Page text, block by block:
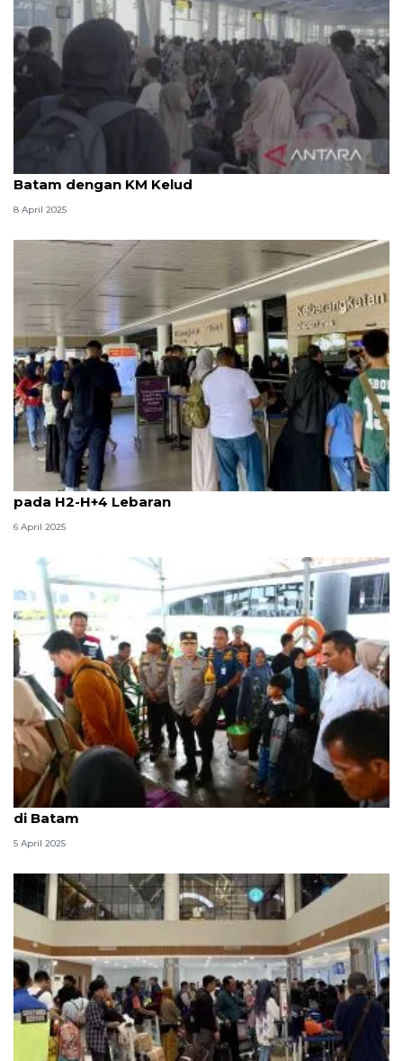
Pemprov Sumut fasilitasi 500 pemudik balik ke
Batam dengan KM Kelud
8 April 2025
Penerbangan internasional di Bandara Batam naik
pada H2-H+4 Lebaran
6 April 2025
Wakapolda Kepri pantau kondisi arus balik Lebaran
di Batam
5 April 2025